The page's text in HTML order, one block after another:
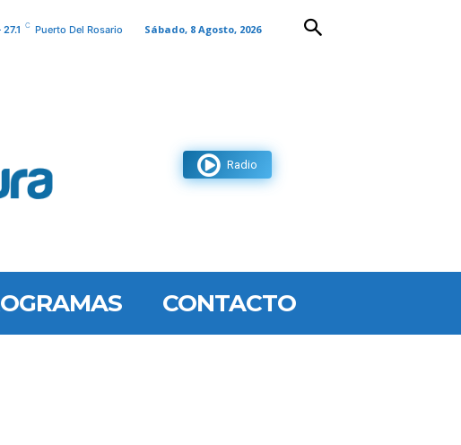
27.1 C Puerto Del Rosario Sábado, 8 Agosto, 2026
Radio
CONTACTO